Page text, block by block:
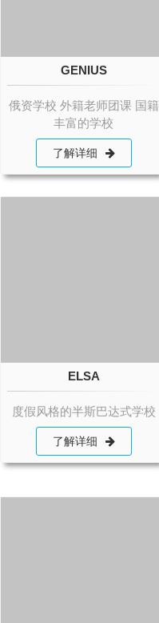
GENIUS
俄资学校 外籍老师团课 国籍
丰富的学校
了解详细
ELSA
度假风格的半斯巴达式学校
了解详细